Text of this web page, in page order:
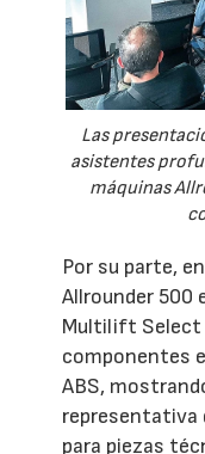
Las
asistentes
máquinas
Por su parte,
Allrounder 500
Multilift Select
componentes
ABS,
representativa
para piezas